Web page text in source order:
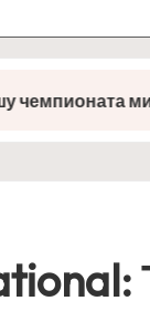
мира